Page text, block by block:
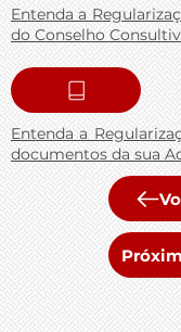
Entenda a
do Conselho
Entenda a
documentos da sua